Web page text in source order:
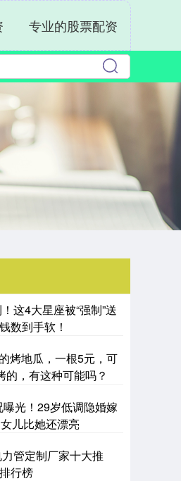
专业的股票配资
这4大星座被“强制”送
数到手软！
烤地瓜，一根5元，可
的，有这种可能吗？
光！29岁低调隐婚嫁
儿比她还漂亮
管定制厂家十大推
行榜